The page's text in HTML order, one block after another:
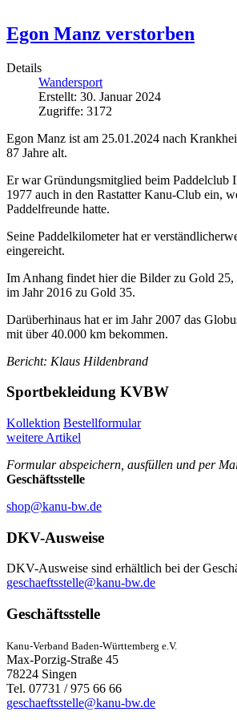
Egon Manz verstorben
Details
Wandersport
Erstellt: 30. Januar 2024
Zugriffe: 3172
Egon Manz ist am 25.01.2024 nach
87 Jahre alt.
Er war Gründungsmitglied beim Paddelclub
1977 auch in den Rastatter Kanu-Club ein,
Paddelfreunde hatte.
Seine Paddelkilometer hat er
eingereicht.
Im Anhang findet hier die Bilder zu Gold
im Jahr 2016 zu Gold 35.
Darüberhinaus hat er im Jahr 2007 das
mit über 40.000 km bekommen.
Bericht: Klaus Hildenbrand
Sportbekleidung KVBW
Kollektion Bestellformular
weitere Artikel
Formular abspeichern, ausfüllen und per
Geschäftsstelle
shop@kanu-bw.de
DKV-Ausweise
DKV-Ausweise sind erhältlich bei der
geschaeftsstelle@kanu-bw.de
Geschäftsstelle
Kanu-Verband Baden-Württemberg e.V.
Max-Porzig-Straße 45
78224 Singen
Tel. 07731 / 975 66 66
geschaeftsstelle@kanu-bw.de